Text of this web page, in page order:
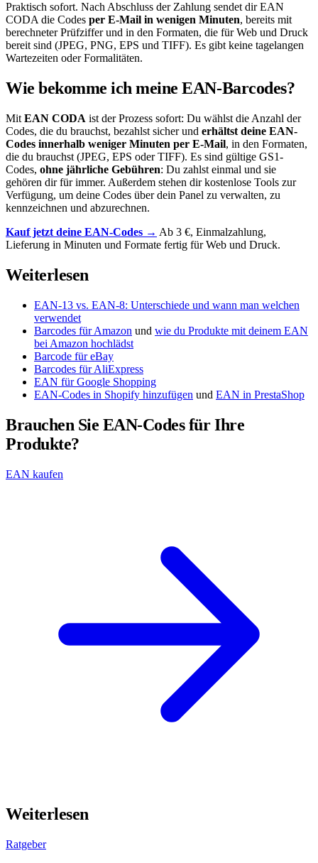
Praktisch sofort. Nach Abschluss der Zahlung sendet dir EAN
CODA die Codes per E-Mail in wenigen Minuten, bereits mit
berechneter Prüfziffer und in den Formaten, die für Web und Druck
bereit sind (JPEG, PNG, EPS und TIFF). Es gibt keine tagelangen
Wartezeiten oder Formalitäten.
Wie bekomme ich meine EAN-Barcodes?
Mit EAN CODA ist der Prozess sofort: Du wählst die Anzahl der
Codes, die du brauchst, bezahlst sicher und erhältst deine EAN-
Codes innerhalb weniger Minuten per E-Mail, in den Formaten,
die du brauchst (JPEG, EPS oder TIFF). Es sind gültige GS1-
Codes, ohne jährliche Gebühren: Du zahlst einmal und sie
gehören dir für immer. Außerdem stehen dir kostenlose Tools zur
Verfügung, um deine Codes über dein Panel zu verwalten, zu
kennzeichnen und abzurechnen.
Kauf jetzt deine EAN-Codes → Ab 3 €, Einmalzahlung,
Lieferung in Minuten und Formate fertig für Web und Druck.
Weiterlesen
EAN-13 vs. EAN-8: Unterschiede und wann man welchen
verwendet
Barcodes für Amazon und wie du Produkte mit deinem EAN
bei Amazon hochlädst
Barcode für eBay
Barcodes für AliExpress
EAN für Google Shopping
EAN-Codes in Shopify hinzufügen und EAN in PrestaShop
Brauchen Sie EAN-Codes für Ihre
Produkte?
EAN kaufen
Weiterlesen
Ratgeber